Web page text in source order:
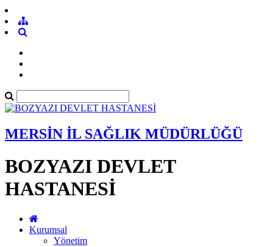
MERSİN İL SAĞLIK MÜDÜRLÜĞÜ
BOZYAZI DEVLET
HASTANESİ
Kurumsal
Yönetim